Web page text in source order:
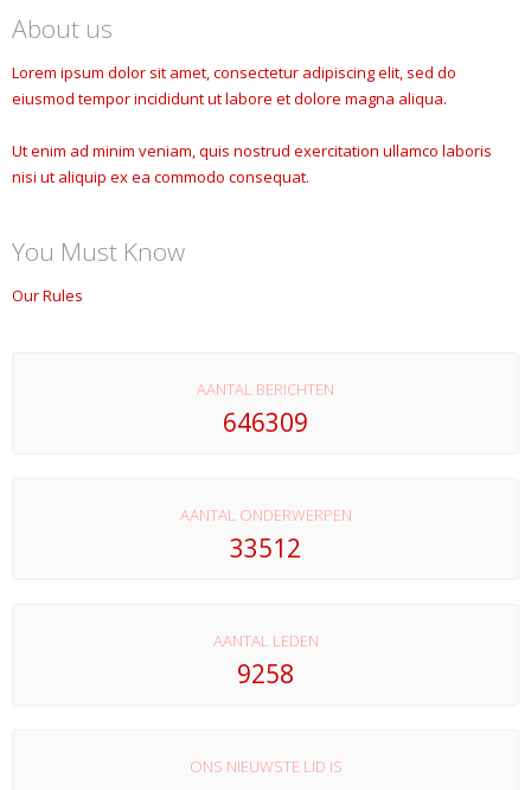
About us
Lorem ipsum dolor sit amet, consectetur adipiscing elit, sed do
eiusmod tempor incididunt ut labore et dolore magna aliqua.
Ut enim ad minim veniam, quis nostrud exercitation ullamco laboris
nisi ut aliquip ex ea commodo consequat.
You Must Know
Our Rules
AANTAL BERICHTEN
646309
AANTAL ONDERWERPEN
33512
AANTAL LEDEN
9258
ONS NIEUWSTE LID IS